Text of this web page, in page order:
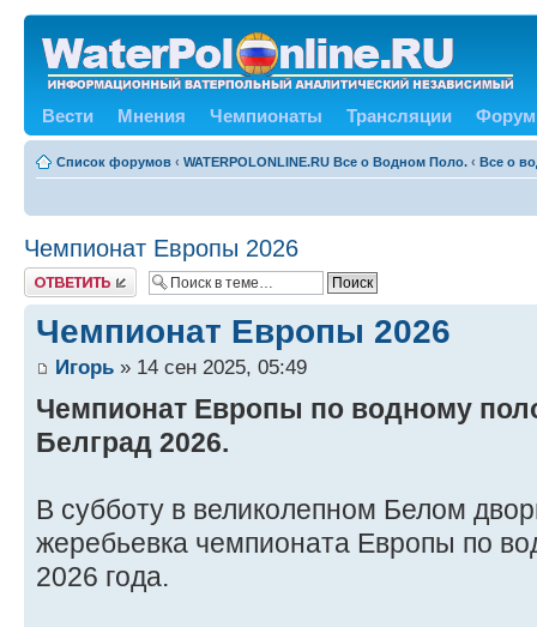
Вести Мнения Чемпионаты Трансляции Форум
Список форумов ‹ WATERPOLONLINE.RU Все о Водном Поло. ‹ Все о
Чемпионат Европы 2026
Ответить
Чемпионат Европы 2026
Игорь » 14 сен 2025, 05:49
Чемпионат Европы по водному
Белград 2026.
В субботу в великолепном Белом
жеребьевка чемпионата Европы по
2026 года.